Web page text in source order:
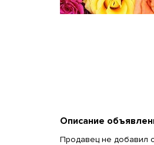
Описание
Продавец не добавил